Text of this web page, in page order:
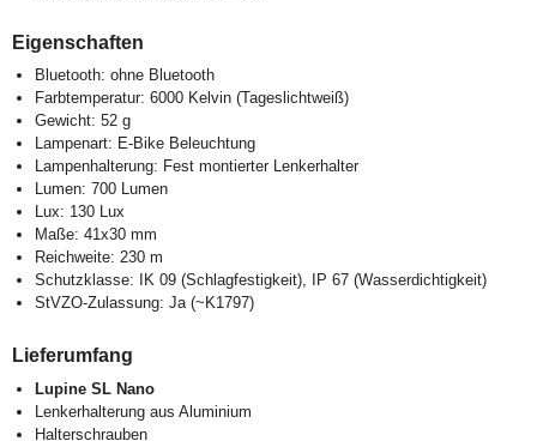
Eigenschaften
Bluetooth: ohne Bluetooth
Farbtemperatur: 6000 Kelvin (Tageslichtweiß)
Gewicht: 52 g
Lampenart: E-Bike Beleuchtung
Lampenhalterung: Fest montierter Lenkerhalter
Lumen: 700 Lumen
Lux: 130 Lux
Maße: 41x30 mm
Reichweite: 230 m
Schutzklasse: IK 09 (Schlagfestigkeit), IP 67 (Wasserdichtigkeit)
StVZO-Zulassung: Ja (~K1797)
Lieferumfang
Lupine SL Nano
Lenkerhalterung aus Aluminium
Halterschrauben